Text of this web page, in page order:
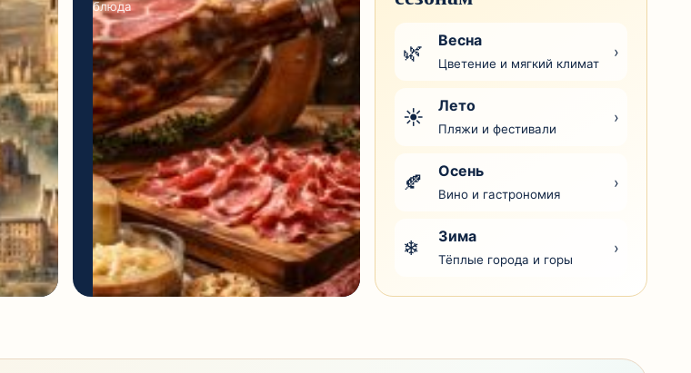
блюда
🌿 Весна
Цветение и мягкий климат
›
☀ Лето
Пляжи и фестивали
›
🍂 Осень
Вино и гастрономия
›
❄ Зима
Тёплые города и горы
›